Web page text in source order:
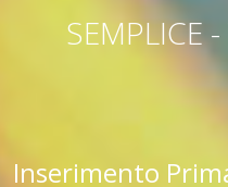
SEMPLICE
Inserimento